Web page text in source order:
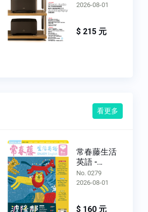
2026-08-01
$ 215 元
看更多
常春藤生活
英語 -
No.0279
No. 0279
2026-08-01
$ 160 元